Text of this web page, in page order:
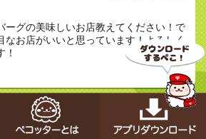
ーグの美味しいお店教えてください！で
なお店がいいと思っています！よろしく
！